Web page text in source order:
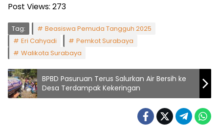
Post Views: 273
Tag:
Beasiswa Pemuda Tangguh 2025
Eri Cahyadi
Pemkot Surabaya
Walikota Surabaya
BPBD Pasuruan Terus Salurkan Air Bersih ke
Desa Terdampak Kekeringan